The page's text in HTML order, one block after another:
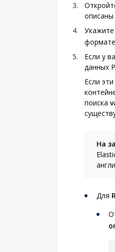
Если у
данных
Если
поиска
На
Для